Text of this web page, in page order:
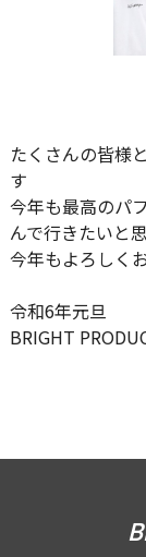
たくさんの皆様
す
今年も最高のパ
んで行きたいと
今年もよろしく
令和6年元旦
BRIGHT